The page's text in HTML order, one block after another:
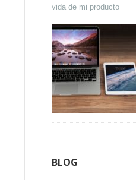
vida de mi producto
BLOG